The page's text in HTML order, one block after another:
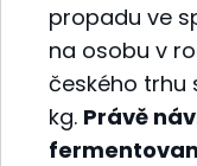
propadu ve
na osobu v
českého trhu
kg. Právě